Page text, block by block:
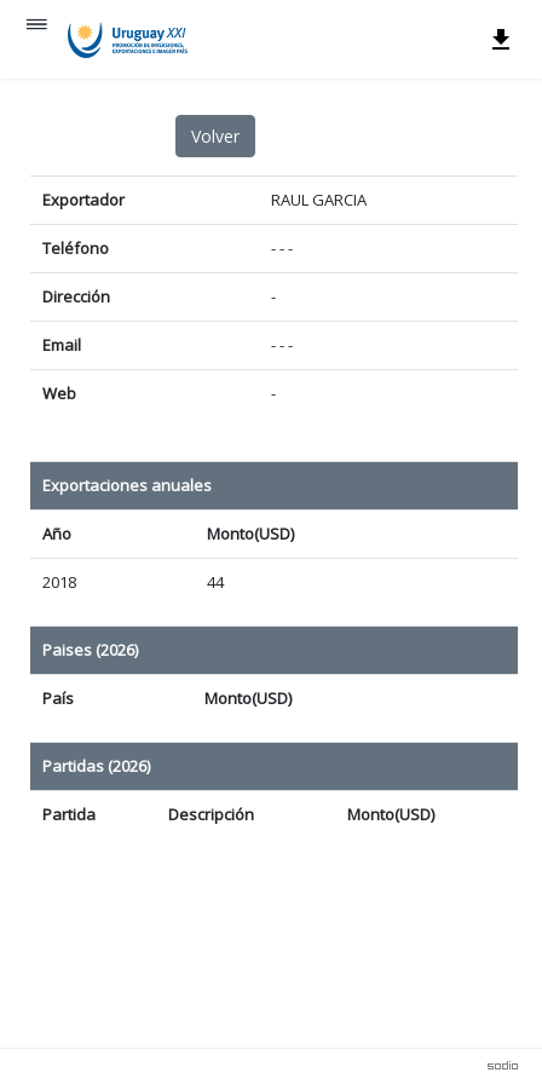
Exportador RAUL GARCIA
Teléfono - - -
Dirección -
Email - - -
Web -
Exportaciones anuales
Año Monto(USD)
2018 44
Paises (2026)
País Monto(USD)
Partidas (2026)
Partida Descripción Monto(USD)